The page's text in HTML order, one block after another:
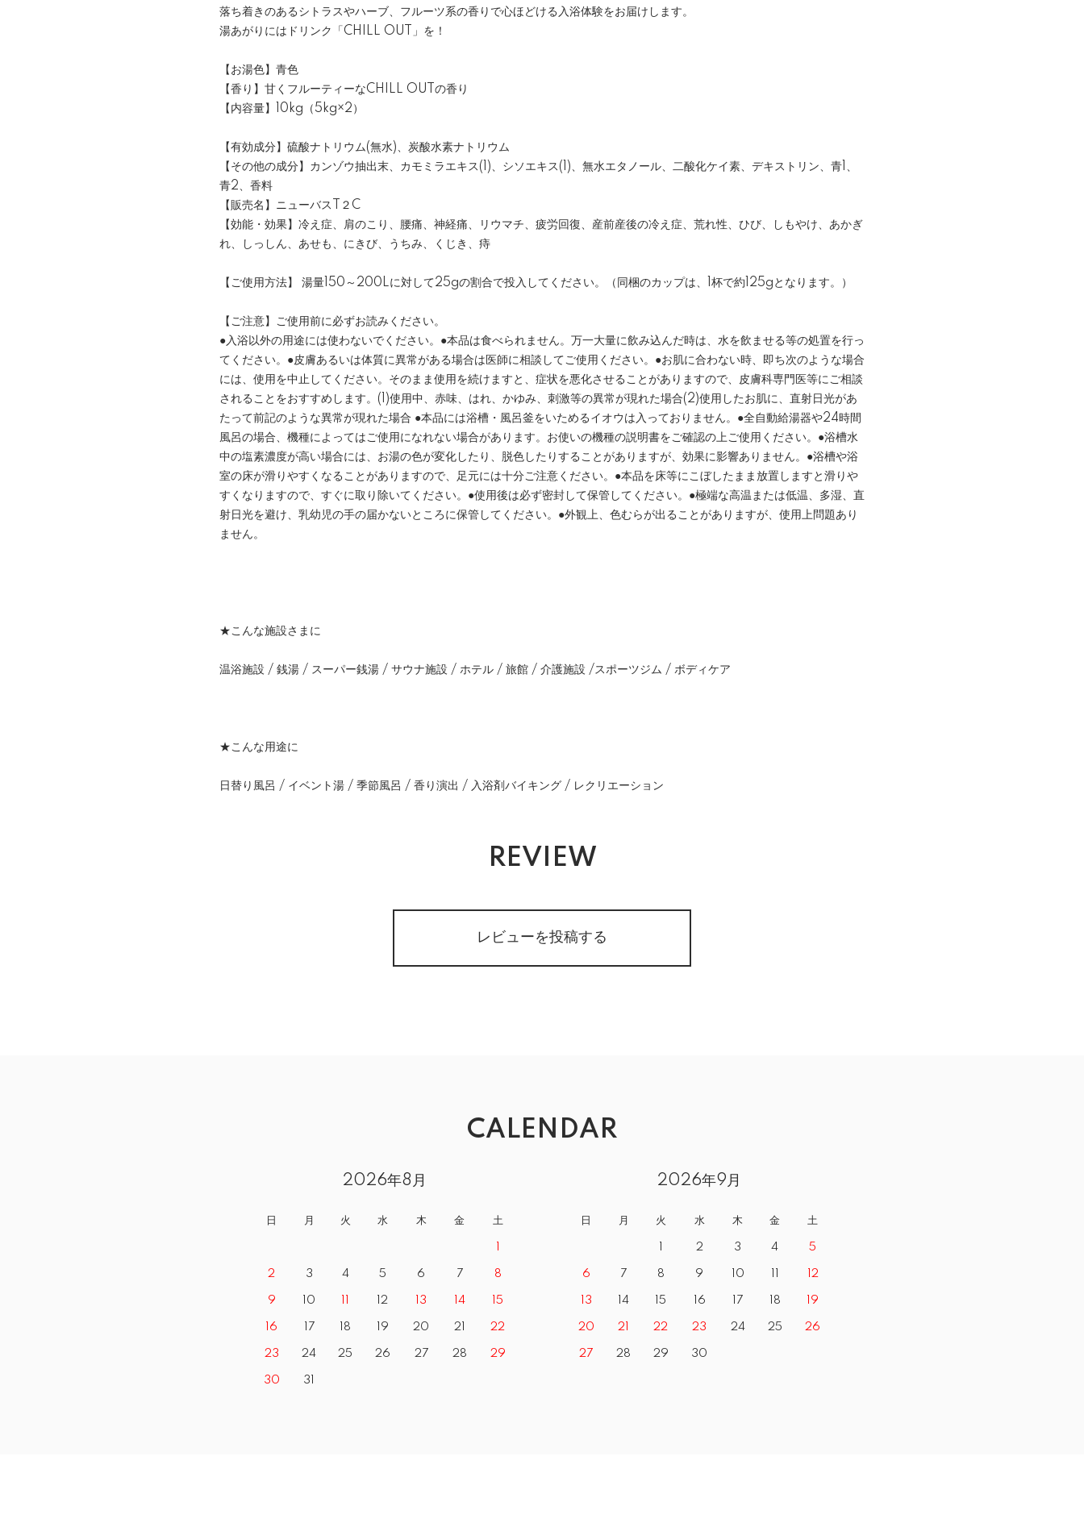
落ち着きのあるシトラスやハーブ、フルーツ系の香りで心ほどける入浴体験をお届けします。
湯あがりにはドリンク「CHILL OUT」を！
【お湯色】青色
【香り】甘くフルーティーなCHILL OUTの香り
【内容量】10kg（5kg×2）
【有効成分】硫酸ナトリウム(無水)、炭酸水素ナトリウム
【その他の成分】カンゾウ抽出末、カモミラエキス(1)、シソエキス(1)、無水エタノール、二酸化ケイ素、デキストリン、青1、
青2、香料
【販売名】ニューバスT２C
【効能・効果】冷え症、肩のこり、腰痛、神経痛、リウマチ、疲労回復、産前産後の冷え症、荒れ性、ひび、しもやけ、あかぎ
れ、しっしん、あせも、にきび、うちみ、くじき、痔
【ご使用方法】 湯量150～200Lに対して25gの割合で投入してください。（同梱のカップは、1杯で約125gとなります。）
【ご注意】ご使用前に必ずお読みください。
●入浴以外の用途には使わないでください。●本品は食べられません。万一大量に飲み込んだ時は、水を飲ませる等の処置を行っ
てください。●皮膚あるいは体質に異常がある場合は医師に相談してご使用ください。●お肌に合わない時、即ち次のような場合
には、使用を中止してください。そのまま使用を続けますと、症状を悪化させることがありますので、皮膚科専門医等にご相談
されることをおすすめします。(1)使用中、赤味、はれ、かゆみ、刺激等の異常が現れた場合(2)使用したお肌に、直射日光があ
たって前記のような異常が現れた場合 ●本品には浴槽・風呂釜をいためるイオウは入っておりません。●全自動給湯器や24時間
風呂の場合、機種によってはご使用になれない場合があります。お使いの機種の説明書をご確認の上ご使用ください。●浴槽水
中の塩素濃度が高い場合には、お湯の色が変化したり、脱色したりすることがありますが、効果に影響ありません。●浴槽や浴
室の床が滑りやすくなることがありますので、足元には十分ご注意ください。●本品を床等にこぼしたまま放置しますと滑りや
すくなりますので、すぐに取り除いてください。●使用後は必ず密封して保管してください。●極端な高温または低温、多湿、直
射日光を避け、乳幼児の手の届かないところに保管してください。●外観上、色むらが出ることがありますが、使用上問題あり
ません。
★こんな施設さまに
温浴施設 / 銭湯 / スーパー銭湯 / サウナ施設 / ホテル / 旅館 / 介護施設 /スポーツジム / ボディケア
★こんな用途に
日替り風呂 / イベント湯 / 季節風呂 / 香り演出 / 入浴剤バイキング / レクリエーション
REVIEW
レビューを投稿する
CALENDAR
2026年8月
日 月 火 水 木 金 土
2 3 4 5 6 7 8
9 10 12 13 14 15
16 17 18 19 20 21 22
23 24 25 26 27 28 29
30 31
2026年9月
日 月 火 水 木 金 土
2 3 4 5
6 7 8 9 10 12
13 14 15 16 17 18 19
20 21 22 23 24 25 26
27 28 29 30